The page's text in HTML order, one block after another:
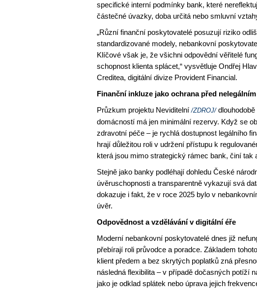
specifické interní podmínky bank, které
částečné úvazky, doba určitá nebo smluvní
„Různí finanční poskytovatelé posuzují riziko
standardizované modely, nebankovní
Klíčové však je, že všichni odpovědní věřitelé
schopnost klienta splácet,“ vysvětluje Ondřej
Creditea, digitální divize Provident Financial.
Finanční inkluze jako ochrana před
Průzkum projektu Neviditelní/ZDROJ/dlouhodobě
domácností má jen minimální rezervy. Když se
zdravotní péče – je rychlá dostupnost legálního
hrají důležitou roli v udržení přístupu k
která jsou mimo strategický rámec bank, činí
Stejně jako banky podléhají dohledu České
úvěruschopnosti a transparentně vykazují svá
dokazuje i fakt, že v roce 2025 bylo v
úvěr.
Odpovědnost a vzdělávání v digitální éře
Moderní nebankovní poskytovatelé dnes již
přebírají roli průvodce a poradce. Základem
klient předem a bez skrytých poplatků zná
následná flexibilita – v případě dočasných potíží
jako je odklad splátek nebo úprava jejich